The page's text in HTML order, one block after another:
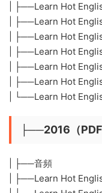
| ├──Learn Hot
| ├──Learn Hot
| ├──Learn Hot
| ├──Learn Hot
| ├──Learn Hot
| ├──Learn Hot
| └──Learn Hot
├──2016（
| ├──音頻
| ├──Learn Hot